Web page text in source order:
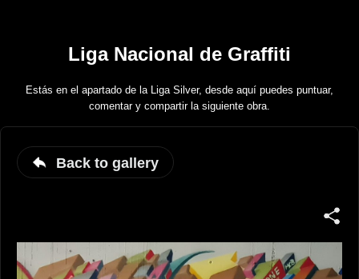
Liga Nacional de Graffiti
Estás en el apartado de la Liga Silver, desde aquí puedes puntuar,
comentar y compartir la siguiente obra.
Back to gallery